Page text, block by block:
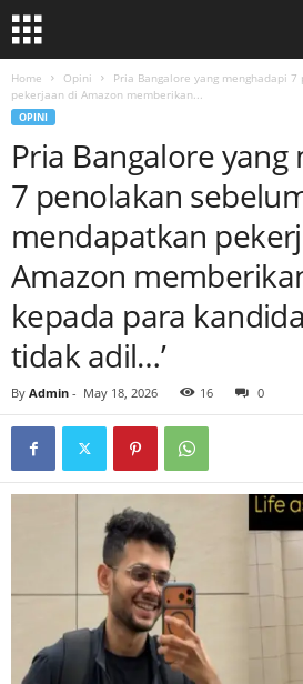
Home Opini
Pria Bangalore yang menghadapi
pekerjaan di Amazon memberikan...
OPINI
Pria Bangalore
7 penolakan
mendapatkan
Amazon
kepada para
tidak adil…’
By Admin - May 18, 2026 16 0